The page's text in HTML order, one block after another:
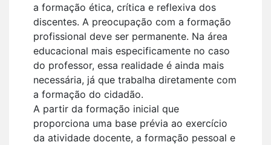
a formação ética, crítica e reflexiva dos
discentes. A preocupação com a formação
profissional deve ser permanente. Na área
educacional mais especificamente no caso
do professor, essa realidade é ainda mais
necessária, já que trabalha diretamente com
a formação do cidadão.
A partir da formação inicial que
proporciona uma base prévia ao exercício
da atividade docente, a formação pessoal e